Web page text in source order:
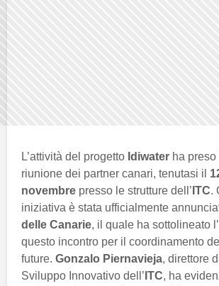
L’attività del progetto Idiwater ha
riunione dei partner canari, tenutasi il
novembre presso le strutture dell’ ITC.
iniziativa è stata ufficialmente
delle Canarie, il quale ha sottolineato
questo incontro per il coordinamento
future. Gonzalo Piernavieja, direttore
Sviluppo Innovativo dell’ ITC, ha